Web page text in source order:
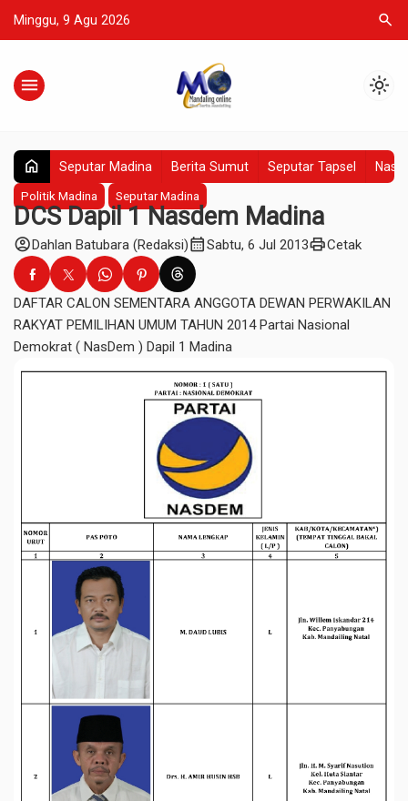
Minggu, 9 Agu 2026 search
menu light_mode
home Seputar Madina Berita Sumut Seputar Tapsel
Politik Madina
Seputar Madina
DCS Dapil 1 Nasdem Madina
account_circleDahlan Batubara (Redaksi)calendar_monthSabtu, 6 Jul 2013printCetak
DAFTAR CALON SEMENTARA ANGGOTA DEWAN PERWAKILAN
RAKYAT PEMILIHAN UMUM TAHUN 2014 Partai Nasional
Demokrat ( NasDem ) Dapil 1 Madina